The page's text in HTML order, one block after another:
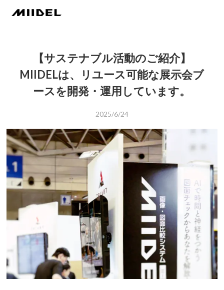
【サステナブル活動のご紹介】
MIIDELは、リユース可能な展示会ブ
ースを開発・運用しています。
2025/6/24